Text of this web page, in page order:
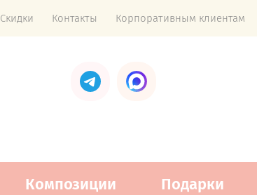
Скидки Контакты Корпоративным клиентам
Композиции Подарки